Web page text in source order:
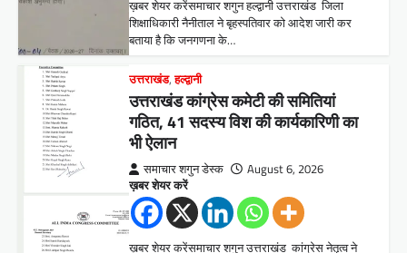
ख़बर शेयर करेंसमाचार शगुन हल्द्वानी उत्तराखंड जिला
शिक्षाधिकारी नैनीताल ने बृहस्पतिवार को आदेश जारी कर
बताया है कि जनगणना के…
उत्तराखंड,हल्द्वानी
उत्तराखंड कांग्रेस कमेटी की समितियां
गठित, 41 सदस्य विश की कार्यकारिणी का
भी ऐलान
समाचार शगुन डेस्क August 6, 2026
ख़बर शेयर करें
ख़बर शेयर करेंसमाचार शगुन उत्तराखंड कांग्रेस नेतृत्व ने